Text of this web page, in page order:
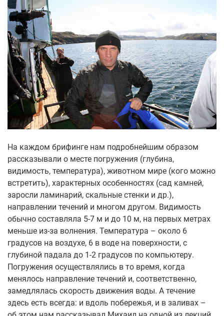
На каждом брифинге нам подробнейшим образом
рассказывали о месте погружения (глубина,
видимость, температура), животном мире (кого можно
встретить), характерных особенностях (сад камней,
заросли ламинарий, скальные стенки и др.),
направлении течений и многом другом. Видимость
обычно составляла 5-7 м и до 10 м, на первых метрах
меньше из-за волнения. Температура – около 6
градусов на воздухе, 6 в воде на поверхности, с
глубиной падала до 1-2 градусов по компьютеру.
Погружения осуществлялись в то время, когда
менялось направление течений и, соответственно,
замедлялась скорость движения воды. А течение
здесь есть всегда: и вдоль побережья, и в заливах –